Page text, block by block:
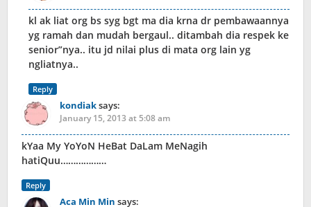
kl ak liat org bs syg bgt ma dia krna dr pembawaannya
yg ramah dan mudah bergaul.. ditambah dia respek ke
senior”nya.. itu jd nilai plus di mata org lain yg
ngliatnya..
Reply
kondiaksays:
January 15, 2013 at 5:08 am
kYaa My YoYoN HeBat DaLam MeNagih
hatiQuu………………
Reply
Aca Min Min says: